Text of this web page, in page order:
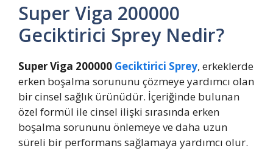
Super Viga 200000
Geciktirici Sprey Nedir?
Super Viga 200000 Geciktirici Sprey, erkeklerde
erken boşalma sorununu çözmeye yardımcı olan
bir cinsel sağlık ürünüdür. İçeriğinde bulunan
özel formül ile cinsel ilişki sırasında erken
boşalma sorununu önlemeye ve daha uzun
süreli bir performans sağlamaya yardımcı olur.